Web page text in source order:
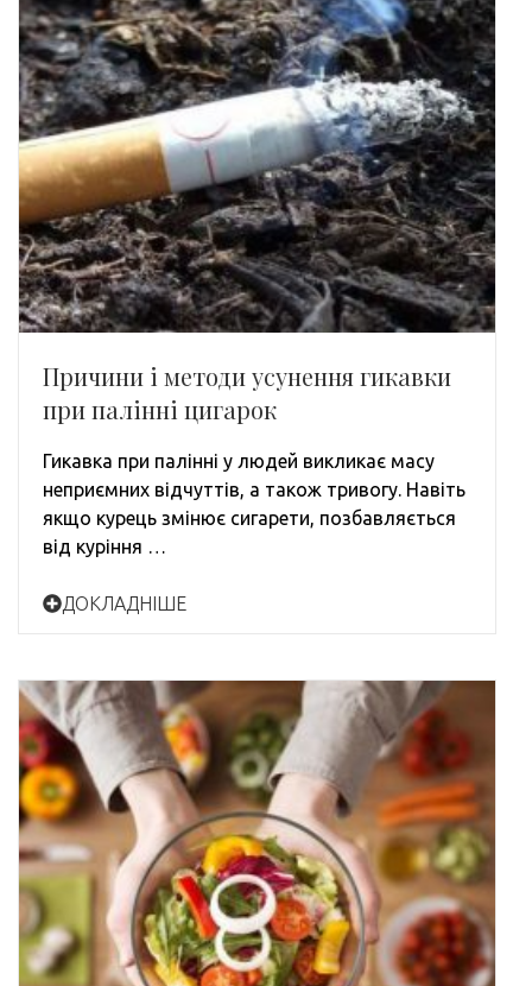
Причини і методи усунення гикавки
при палінні цигарок
Гикавка при палінні у людей викликає масу
неприємних відчуттів, а також тривогу. Навіть
якщо курець змінює сигарети, позбавляється
від куріння …
ДОКЛАДНІШЕ